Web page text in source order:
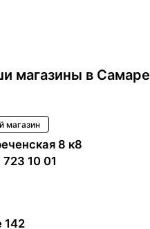
магазины в Самаре
магазин
8 к8
10 01
142